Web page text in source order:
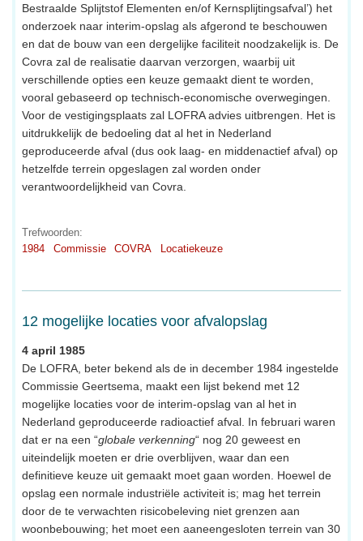
Bestraalde Splijtstof Elementen en/of Kernsplijtingsafval’) het
onderzoek naar interim-opslag als afgerond te beschouwen
en dat de bouw van een dergelijke faciliteit noodzakelijk is. De
Covra zal de realisatie daarvan verzorgen, waarbij uit
verschillende opties een keuze gemaakt dient te worden,
vooral gebaseerd op technisch-economische overwegingen.
Voor de vestigingsplaats zal LOFRA advies uitbrengen. Het is
uitdrukkelijk de bedoeling dat al het in Nederland
geproduceerde afval (dus ook laag- en middenactief afval) op
hetzelfde terrein opgeslagen zal worden onder
verantwoordelijkheid van Covra.
Trefwoorden:
1984
Commissie COVRA Locatiekeuze
12 mogelijke locaties voor afvalopslag
4 april 1985
De LOFRA, beter bekend als de in december 1984 ingestelde
Commissie Geertsema, maakt een lijst bekend met 12
mogelijke locaties voor de interim-opslag van al het in
Nederland geproduceerde radioactief afval. In februari waren
dat er na een “globale verkenning“ nog 20 geweest en
uiteindelijk moeten er drie overblijven, waar dan een
definitieve keuze uit gemaakt moet gaan worden. Hoewel de
opslag een normale industriële activiteit is; mag het terrein
door de te verwachten risicobeleving niet grenzen aan
woonbebouwing; het moet een aaneengesloten terrein van 30